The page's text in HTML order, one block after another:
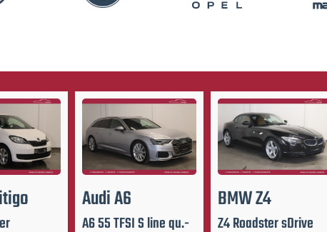
AudiA6
A6 55 TFSI S line qu.-
BMWZ4
Z4 Roadster sDrive